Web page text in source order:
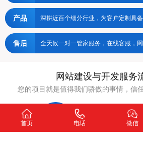
产品 深耕近百个细分行业，为客户定制具
售后 全天候一对一管家服务，在线客服，
网站建设与开发服务
您的项目就是值得我们骄傲的事情，信
首页 电话 微信